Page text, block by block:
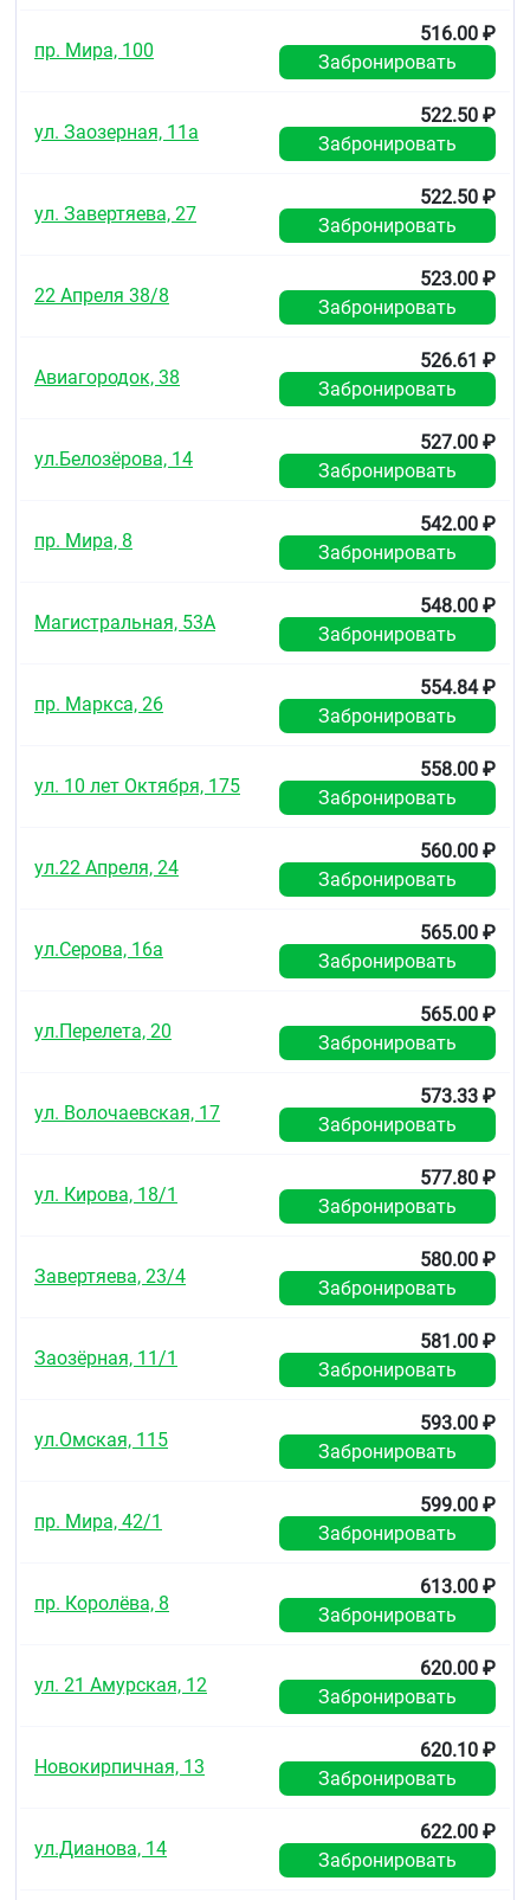
пр. Мира, 100
516.00 ₽
Забронировать
ул. Заозерная, 11а
522.50 ₽
Забронировать
ул. Завертяева, 27
522.50 ₽
Забронировать
22 Апреля 38/8
523.00 ₽
Забронировать
Авиагородок, 38
526.61 ₽
Забронировать
ул.Белозёрова, 14
527.00 ₽
Забронировать
пр. Мира, 8
542.00 ₽
Забронировать
Магистральная, 53А
548.00 ₽
Забронировать
пр. Маркса, 26
554.84 ₽
Забронировать
ул. 10 лет Октября, 175
558.00 ₽
Забронировать
ул.22 Апреля, 24
560.00 ₽
Забронировать
ул.Серова, 16а
565.00 ₽
Забронировать
ул.Перелета, 20
565.00 ₽
Забронировать
ул. Волочаевская, 17
573.33 ₽
Забронировать
ул. Кирова, 18/1
577.80 ₽
Забронировать
Завертяева, 23/4
580.00 ₽
Забронировать
Заозёрная, 11/1
581.00 ₽
Забронировать
ул.Омская, 115
593.00 ₽
Забронировать
пр. Мира, 42/1
599.00 ₽
Забронировать
пр. Королёва, 8
613.00 ₽
Забронировать
ул. 21 Амурская, 12
620.00 ₽
Забронировать
Новокирпичная, 13
620.10 ₽
Забронировать
ул.Дианова, 14
622.00 ₽
Забронировать